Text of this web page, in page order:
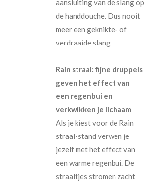
aansluiting van de slang op
de handdouche. Dus nooit
meer een geknikte- of
verdraaide slang.
Rain straal: fijne druppels
geven het effect van
een regenbui en
verkwikken je lichaam
Als je kiest voor de Rain
straal-stand verwen je
jezelf met het effect van
een warme regenbui. De
straaltjes stromen zacht